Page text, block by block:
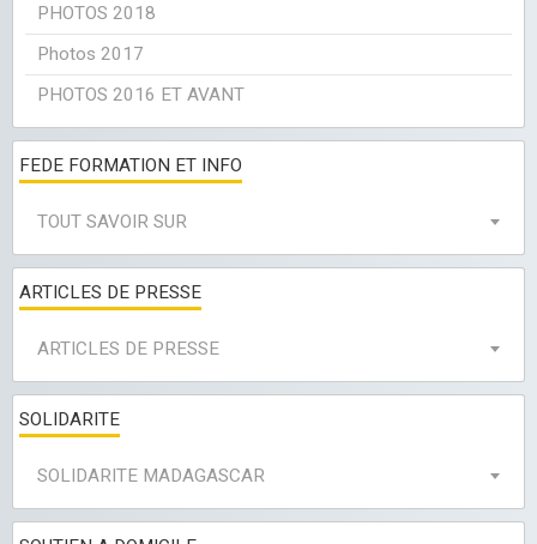
PHOTOS 2018
Photos 2017
PHOTOS 2016 ET AVANT
FEDE FORMATION ET INFO
TOUT SAVOIR SUR
ARTICLES DE PRESSE
ARTICLES DE PRESSE
SOLIDARITE
SOLIDARITE MADAGASCAR